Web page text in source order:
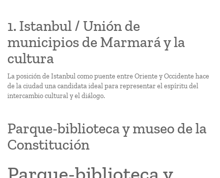
1. Istanbul / Unión de
municipios de Marmará y la
cultura
La posición de Istanbul como puente entre Oriente y Occidente hace
de la ciudad una candidata ideal para representar el espíritu del
intercambio cultural y el diálogo.
Parque-biblioteca y museo de la
Constitución